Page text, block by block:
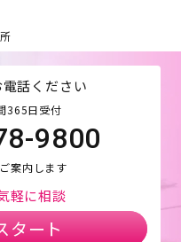
話ください
365日受付
9800
案内します
軽に相談
タート